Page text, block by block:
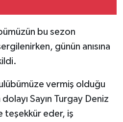
bu sezon
günün anısına
vermiş olduğu
Sayın Turgay Deniz
teşekkür eder, iş